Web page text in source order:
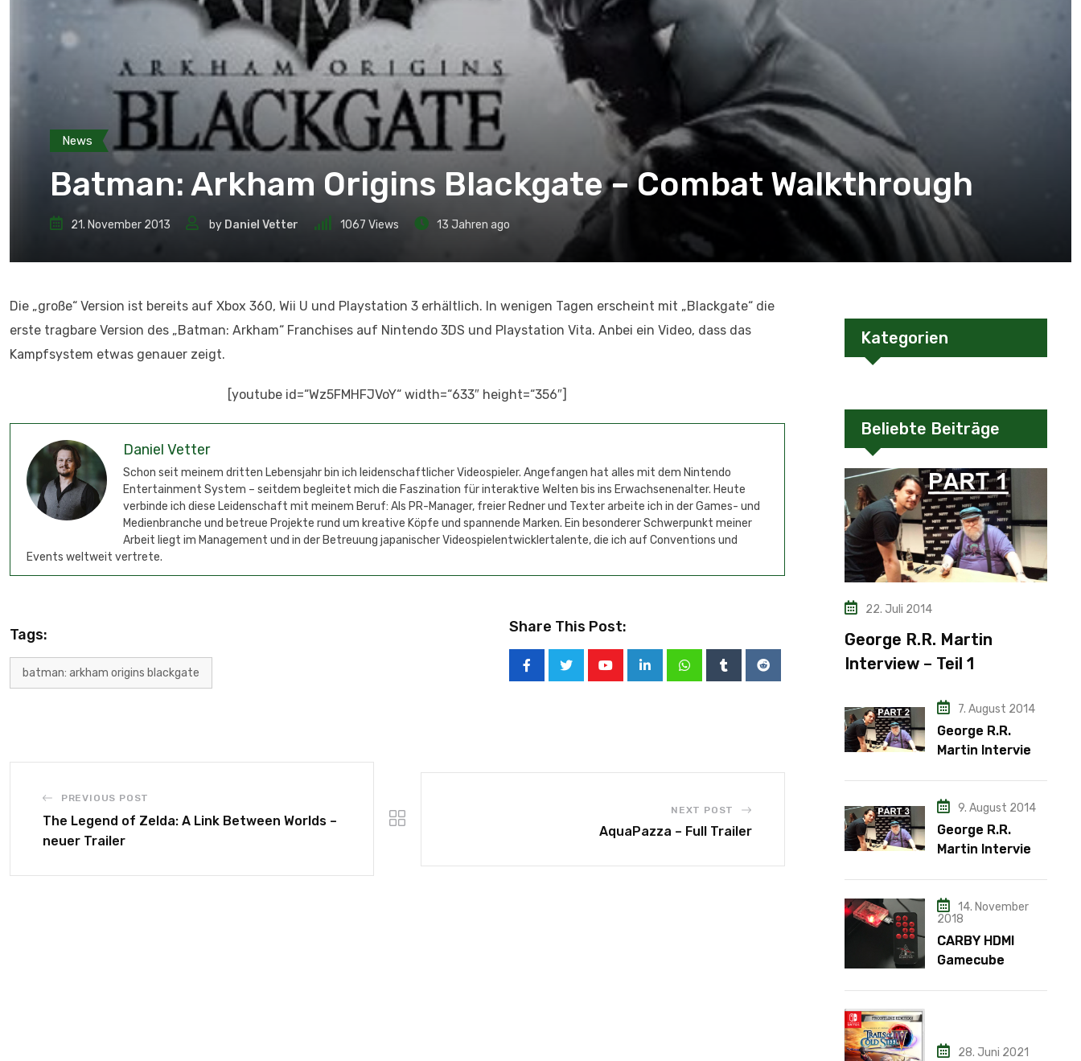
News
Batman: Arkham Origins Blackgate – Combat Walkthrough
21. November 2013 by Daniel Vetter 1067 Views 13 Jahren ago
Die „große“ Version ist bereits auf Xbox 360, Wii U und Playstation 3 erhältlich. In wenigen Tagen erscheint mit „Blackgate“ die
erste tragbare Version des „Batman: Arkham“ Franchises auf Nintendo 3DS und Playstation Vita. Anbei ein Video, dass das
Kampfsystem etwas genauer zeigt.
[youtube id=“Wz5FMHFJVoY“ width=“633″ height=“356″]
Daniel Vetter
Schon seit meinem dritten Lebensjahr bin ich leidenschaftlicher Videospieler. Angefangen hat alles mit dem Nintendo
Entertainment System – seitdem begleitet mich die Faszination für interaktive Welten bis ins Erwachsenenalter. Heute
verbinde ich diese Leidenschaft mit meinem Beruf: Als PR-Manager, freier Redner und Texter arbeite ich in der Games- und
Medienbranche und betreue Projekte rund um kreative Köpfe und spannende Marken. Ein besonderer Schwerpunkt meiner
Arbeit liegt im Management und in der Betreuung japanischer Videospielentwicklertalente, die ich auf Conventions und
Events weltweit vertrete.
Tags:
batman: arkham origins blackgate
Share This Post:
PREVIOUS POST
The Legend of Zelda: A Link Between Worlds –
neuer Trailer
NEXT POST
AquaPazza – Full Trailer
Kategorien
Beliebte Beiträge
22. Juli 2014
George R.R. Martin
Interview – Teil 1
7. August 2014
George R.R.
Martin Interview
9. August 2014
George R.R.
Martin Interview
14. November
2018
CARBY HDMI
Gamecube
28. Juni 2021